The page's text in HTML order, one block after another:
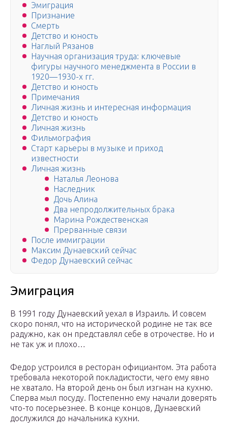
Эмиграция
Признание
Смерть
Детство и юность
Наглый Рязанов
Научная организация труда: ключевые
фигуры научного менеджмента в России в
1920—1930-х гг.
Детство и юность
Примечания
Личная жизнь и интересная информация
Детство и юность
Личная жизнь
Фильмография
Старт карьеры в музыке и приход
известности
Личная жизнь
Наталья Леонова
Наследник
Дочь Алина
Два непродолжительных брака
Марина Рождественская
Прерванные связи
После иммиграции
Максим Дунаевский сейчас
Федор Дунаевский сейчас
Эмиграция
В 1991 году Дунаевский уехал в Израиль. И совсем
скоро понял, что на исторической родине не так все
радужно, как он представлял себе в отрочестве. Но и
не так уж и плохо…
Федор устроился в ресторан официантом. Эта работа
требовала некоторой покладистости, чего ему явно
не хватало. На второй день он был изгнан на кухню.
Сперва мыл посуду. Постепенно ему начали доверять
что-то посерьезнее. В конце концов, Дунаевский
дослужился до начальника кухни.